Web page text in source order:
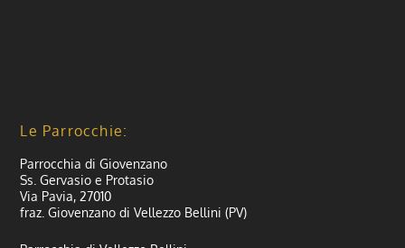
Le Parrocchie:
Parrocchia di Giovenzano
Ss. Gervasio e Protasio
Via Pavia, 27010
fraz. Giovenzano di Vellezzo Bellini (PV)